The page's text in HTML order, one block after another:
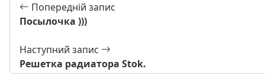
Попередній запис
Посылочка )))
Наступний запис
Решетка радиатора Stok.